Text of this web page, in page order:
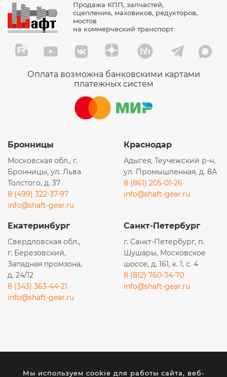
Мы используем cookie для работы сайта, веб-
Продажа КПП, запчастей,
сцепления, маховиков, редукторов,
мостов
на коммерческий транспорт
Оплата возможна банковскими картами
платежных систем
Бронницы
Московская обл., г.
Бронницы, ул. Льва
Толстого, д. 37
8 (499) 322-37-97
info@shaft-gear.ru
Краснодар
Адыгея, Теучежский р-н,
ул. Промышленная, д. 8А
8 (861) 205-01-26
info@shaft-gear.ru
Екатеринбург
Свердловская обл.,
г. Березовский,
Западная промзона,
д. 24/12
8 (343) 363-44-21
info@shaft-gear.ru
Санкт-Петербург
г. Санкт-Петербург, п.
Шушары, Московское
шоссе, д. 161, к. 1, с. 4
8 (812) 760-34-70
info@shaft-gear.ru
каких условиях не является публичной офертой,